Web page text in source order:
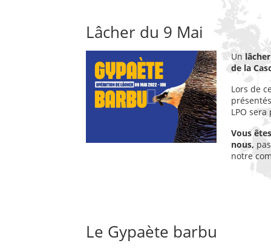
Lâcher du 9 Mai
Un
de la
Lors de
LPO sera
Vous
nous,
notre
Le Gypaète barbu